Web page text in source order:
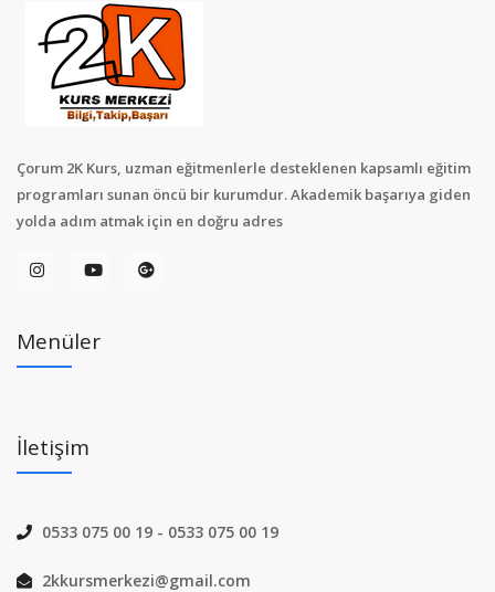
Çorum 2K Kurs, uzman eğitmenlerle desteklenen kapsamlı eğitim
programları sunan öncü bir kurumdur. Akademik başarıya giden
yolda adım atmak için en doğru adres
Menüler
İletişim
0533 075 00 19 - 0533 075 00 19
2kkursmerkezi@gmail.com